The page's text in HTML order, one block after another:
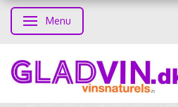
Toggle navigation
Menu